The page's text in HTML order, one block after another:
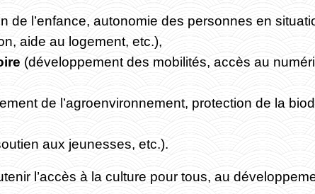
de l’enfance, autonomie des personnes en
aide au logement, etc.),
(développement des mobilités, accès au
de l’agroenvironnement, protection de la
aux jeunesses, etc.).
l’accès à la culture pour tous, au